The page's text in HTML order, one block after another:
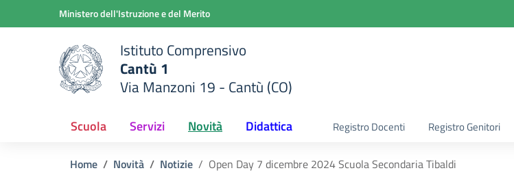
Vai ai contenuti
Vai al menu di navigazioneMinistero dell'Istruzione e del Merito
scuola
Istituto Comprensivo
Cantù 1
Via Manzoni 19 - Cantù (CO)
Scuola Servizi Novità Didattica Registro Docenti Registro Genitori
Home Novità Notizie Open Day 7 dicembre 2024 Scuola Secondaria Tibaldi